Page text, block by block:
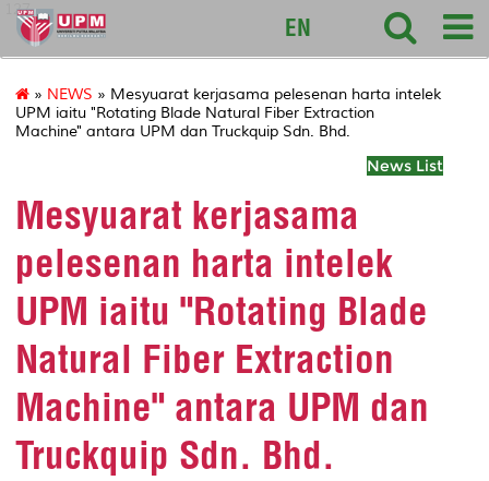
127
EN
» NEWS » Mesyuarat kerjasama pelesenan harta intelek
UPM iaitu "Rotating Blade Natural Fiber Extraction
Machine" antara UPM dan Truckquip Sdn. Bhd.
News List
Mesyuarat kerjasama
pelesenan harta intelek
UPM iaitu "Rotating Blade
Natural Fiber Extraction
Machine" antara UPM dan
Truckquip Sdn. Bhd.